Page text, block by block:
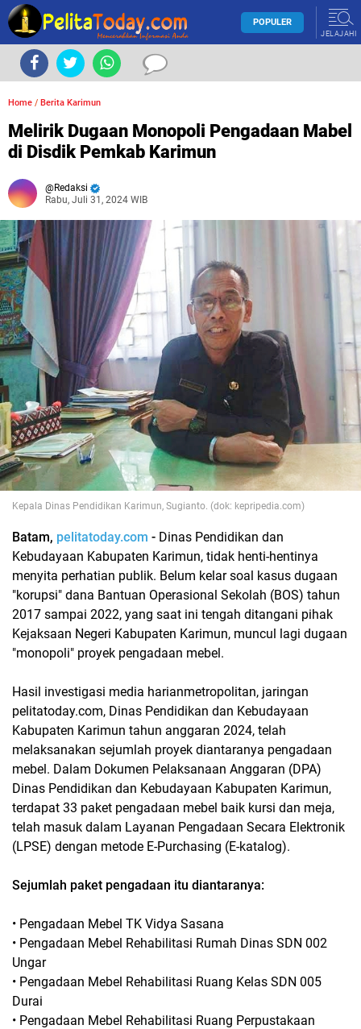
POPULER
JELAJAHI
Home / Berita Karimun
Melirik Dugaan Monopoli Pengadaan Mabel
di Disdik Pemkab Karimun
Redaksi
Rabu, Juli 31, 2024 WIB
Kepala Dinas Pendidikan Karimun, Sugianto. (dok: kepripedia.com)
Batam, pelitatoday.com - Dinas Pendidikan dan
Kebudayaan Kabupaten Karimun, tidak henti-hentinya
menyita perhatian publik. Belum kelar soal kasus dugaan
"korupsi" dana Bantuan Operasional Sekolah (BOS) tahun
2017 sampai 2022, yang saat ini tengah ditangani pihak
Kejaksaan Negeri Kabupaten Karimun, muncul lagi dugaan
"monopoli" proyek pengadaan mebel.
Hasil investigasi media harianmetropolitan, jaringan
pelitatoday.com, Dinas Pendidikan dan Kebudayaan
Kabupaten Karimun tahun anggaran 2024, telah
melaksanakan sejumlah proyek diantaranya pengadaan
mebel. Dalam Dokumen Pelaksanaan Anggaran (DPA)
Dinas Pendidikan dan Kebudayaan Kabupaten Karimun,
terdapat 33 paket pengadaan mebel baik kursi dan meja,
telah masuk dalam Layanan Pengadaan Secara Elektronik
(LPSE) dengan metode E-Purchasing (E-katalog).
Sejumlah paket pengadaan itu diantaranya:
• Pengadaan Mebel TK Vidya Sasana
• Pengadaan Mebel Rehabilitasi Rumah Dinas SDN 002
Ungar
• Pengadaan Mebel Rehabilitasi Ruang Kelas SDN 005
Durai
• Pengadaan Mebel Rehabilitasi Ruang Perpustakaan